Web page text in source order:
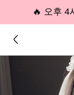
🔥 오후 4